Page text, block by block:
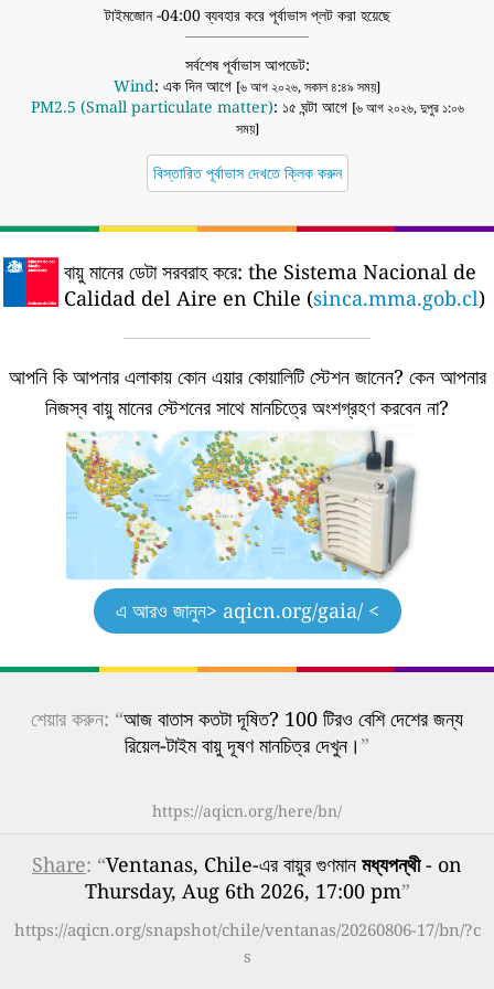
টাইমজোন -04:00 ব্যবহার করে পূর্বাভাস প্লট করা হয়েছে
সর্বশেষ পূর্বাভাস আপডেট:
Wind: এক দিন আগে [৬ আগ ২০২৬, সকাল ৪:৪৯ সময়]
PM2.5 (Small particulate matter): ১৫ ঘন্টা আগে [৬ আগ ২০২৬, দুপুর ১:০৬
সময়]
বিস্তারিত পূর্বাভাস দেখতে ক্লিক করুন
বায়ু মানের ডেটা সরবরাহ করে: the Sistema Nacional de
Calidad del Aire en Chile (sinca.mma.gob.cl)
আপনি কি আপনার এলাকায় কোন এয়ার কোয়ালিটি স্টেশন জানেন? কেন আপনার
নিজস্ব বায়ু মানের স্টেশনের সাথে মানচিত্রে অংশগ্রহণ করবেন না?
এ আরও জানুন> aqicn.org/gaia/ <
শেয়ার করুন: “আজ বাতাস কতটা দূষিত? 100 টিরও বেশি দেশের জন্য
রিয়েল-টাইম বায়ু দূষণ মানচিত্র দেখুন।”
https://aqicn.org/here/bn/
Share: “Ventanas, Chile-এর বায়ুর গুণমান মধ্যপন্থী- on
Thursday, Aug 6th 2026, 17:00 pm”
https://aqicn.org/snapshot/chile/ventanas/20260806-17/bn/?c
s